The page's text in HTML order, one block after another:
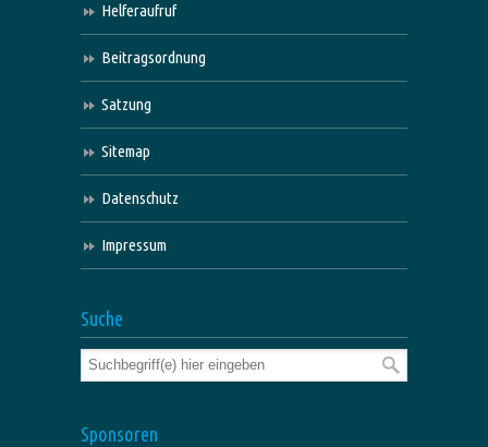
Helferaufruf
Beitragsordnung
Satzung
Sitemap
Datenschutz
Impressum
Suche
Sponsoren